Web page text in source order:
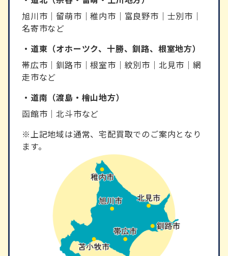
旭川市｜留萌市｜稚内市｜富良野市｜士別市｜
名寄市など
・道東（オホーツク、十勝、釧路、根室地方）
帯広市｜釧路市｜根室市｜紋別市｜北見市｜網
走市など
・道南（渡島・檜山地方）
函館市｜北斗市など
※上記地域は通常、宅配買取でのご案内となり
ます。